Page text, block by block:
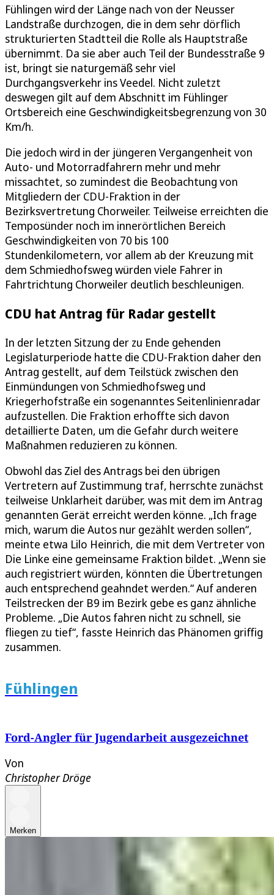
Fühlingen wird der Länge nach von der Neusser
Landstraße durchzogen, die in dem sehr dörflich
strukturierten Stadtteil die Rolle als Hauptstraße
übernimmt. Da sie aber auch Teil der Bundesstraße 9
ist, bringt sie naturgemäß sehr viel
Durchgangsverkehr ins Veedel. Nicht zuletzt
deswegen gilt auf dem Abschnitt im Fühlinger
Ortsbereich eine Geschwindigkeitsbegrenzung von 30
Km/h.
Die jedoch wird in der jüngeren Vergangenheit von
Auto- und Motorradfahrern mehr und mehr
missachtet, so zumindest die Beobachtung von
Mitgliedern der CDU-Fraktion in der
Bezirksvertretung Chorweiler. Teilweise erreichten die
Temposünder noch im innerörtlichen Bereich
Geschwindigkeiten von 70 bis 100
Stundenkilometern, vor allem ab der Kreuzung mit
dem Schmiedhofsweg würden viele Fahrer in
Fahrtrichtung Chorweiler deutlich beschleunigen.
CDU hat Antrag für Radar gestellt
In der letzten Sitzung der zu Ende gehenden
Legislaturperiode hatte die CDU-Fraktion daher den
Antrag gestellt, auf dem Teilstück zwischen den
Einmündungen von Schmiedhofsweg und
Kriegerhofstraße ein sogenanntes Seitenlinienradar
aufzustellen. Die Fraktion erhoffte sich davon
detaillierte Daten, um die Gefahr durch weitere
Maßnahmen reduzieren zu können.
Obwohl das Ziel des Antrags bei den übrigen
Vertretern auf Zustimmung traf, herrschte zunächst
teilweise Unklarheit darüber, was mit dem im Antrag
genannten Gerät erreicht werden könne. „Ich frage
mich, warum die Autos nur gezählt werden sollen“,
meinte etwa Lilo Heinrich, die mit dem Vertreter von
Die Linke eine gemeinsame Fraktion bildet. „Wenn sie
auch registriert würden, könnten die Übertretungen
auch entsprechend geahndet werden.“ Auf anderen
Teilstrecken der B9 im Bezirk gebe es ganz ähnliche
Probleme. „Die Autos fahren nicht zu schnell, sie
fliegen zu tief“, fasste Heinrich das Phänomen griffig
zusammen.
Fühlingen
Ford-Angler für Jugendarbeit ausgezeichnet
Von
Christopher Dröge
Merken